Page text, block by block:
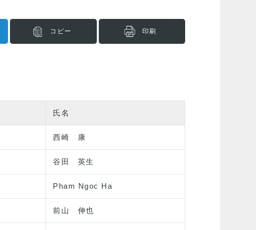
コピー 印刷
氏名
西崎 康
谷田 英生
Pham Ngoc Ha
前山 伸也